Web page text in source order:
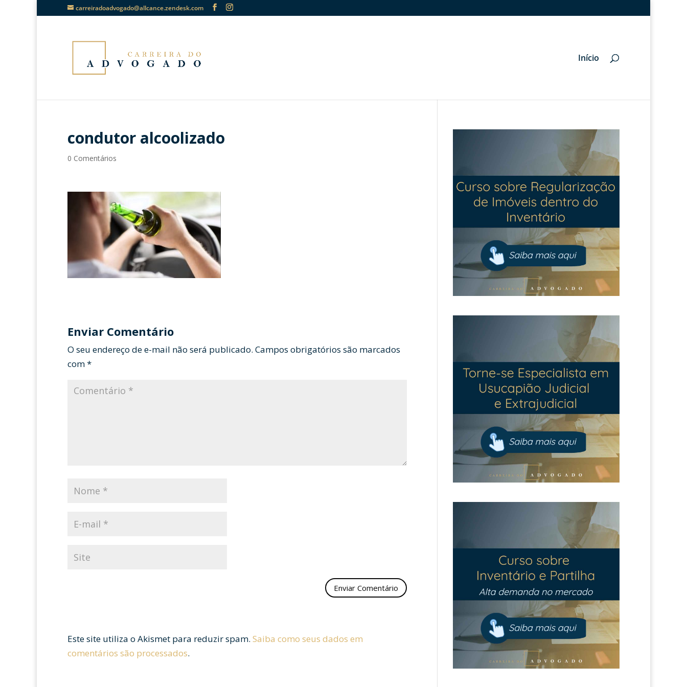
carreiradoadvogado@allcance.zendesk.com
Início
condutor alcoolizado
0 Comentários
Enviar Comentário
O seu endereço de e-mail não será publicado. Campos obrigatórios são marcados
com*
Este site utiliza o Akismet para reduzir spam. Saiba como seus dados em
comentários são processados.